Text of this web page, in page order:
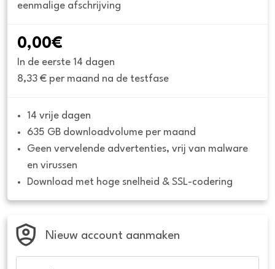
eenmalige afschrijving
0,00€
In de eerste 14 dagen
8,33 € per maand na de testfase
14 vrije dagen
635 GB downloadvolume per maand
Geen vervelende advertenties, vrij van malware
en virussen
Download met hoge snelheid & SSL-codering
Nieuw account aanmaken